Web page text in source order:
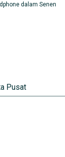
dalam Senen
Pusat